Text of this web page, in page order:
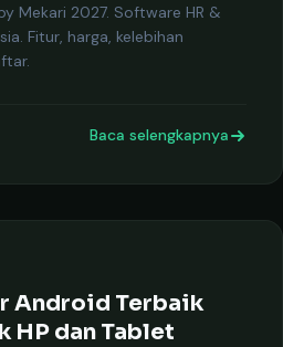
Mekari 2027. Software HR &
Fitur, harga, kelebihan
Baca selengkapnya
Android Terbaik
HP dan Tablet